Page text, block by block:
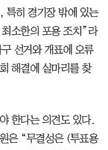
특히 경기장 밖에 있는
소한의 포용 조치”라
선거와 개표에 오류
해결에 실마리를 찾
한다는 의견도 있다.
은 “무결성은 (투표용